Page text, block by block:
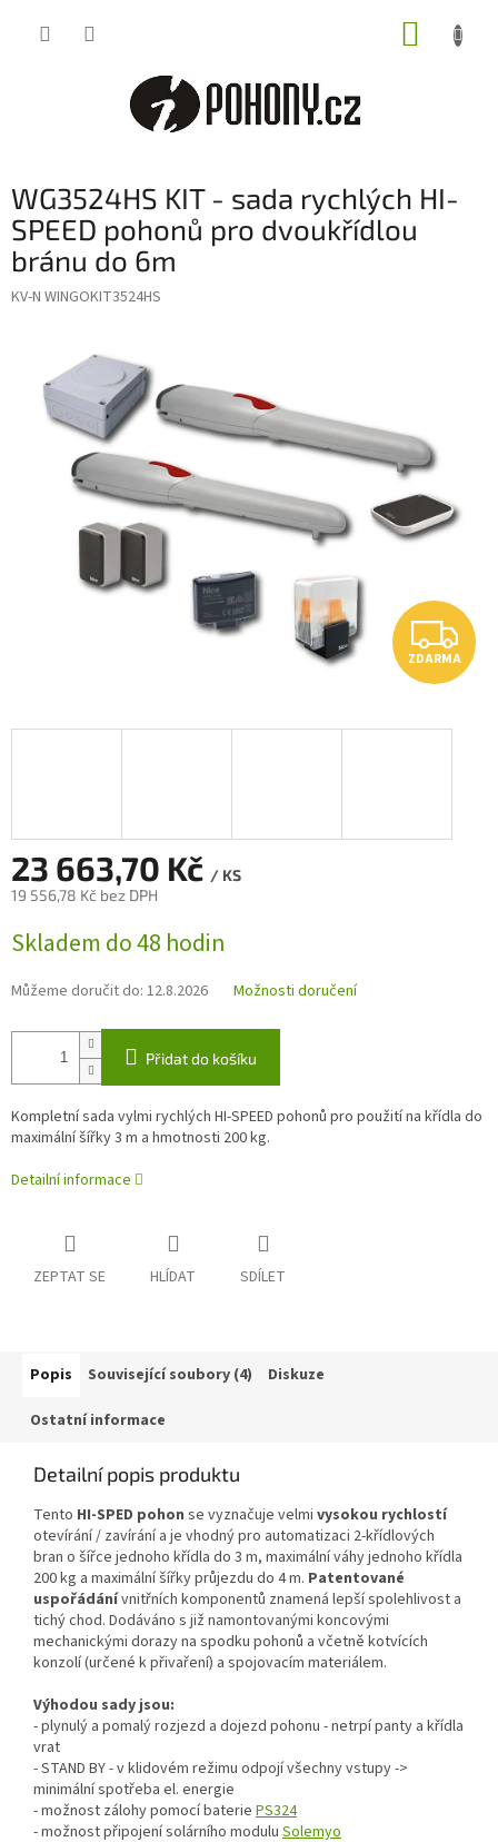
WG3524HS KIT - sada rychlých HI-
SPEED pohonů pro dvoukřídlou
bránu do 6m
KV-N WINGOKIT3524HS
Z
D
ZDARMA
23 663,70 Kč / KS
19 556,78 Kč bez DPH
cena:
Skladem do 48 hodin
Můžeme doručit do: 12.8.2026 Možnosti doručení
Přidat do košíku
Kompletní sada vylmi rychlých HI-SPEED pohonů pro použití na křídla do
maximální šířky 3 m a hmotnosti 200 kg.
Detailní informace
ZEPTAT SE HLÍDAT SDÍLET
Popis Související soubory (4) Diskuze
Ostatní informace
Detailní popis produktu
Tento HI-SPED pohon se vyznačuje velmi vysokou rychlostí
otevírání / zavírání a je vhodný pro automatizaci 2-křídlových
bran o šířce jednoho křídla do 3 m, maximální váhy jednoho křídla
200 kg a maximální šířky průjezdu do 4 m. Patentované
uspořádánívnitřních komponentů znamená lepší spolehlivost a
tichý chod. Dodáváno s již namontovanými koncovými
mechanickými dorazy na spodku pohonů a včetně kotvících
konzolí (určené k přivaření) a spojovacím materiálem.
Výhodou sady jsou:
- plynulý a pomalý rozjezd a dojezd pohonu - netrpí panty a křídla
vrat
- STAND BY - v klidovém režimu odpojí všechny vstupy ->
minimální spotřeba el. energie
- možnost zálohy pomocí baterie PS324
- možnost připojení solárního modulu Solemyo